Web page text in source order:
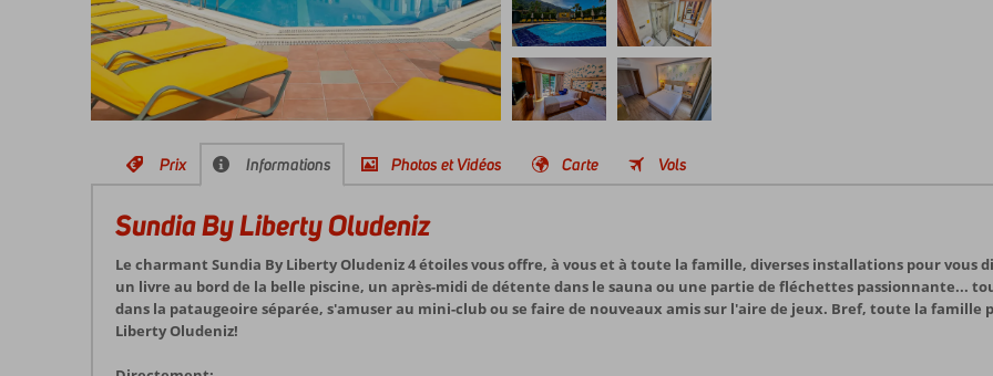
Prix Informations Photos et Vidéos Carte Vols
Sundia By Liberty Oludeniz
Le charmant Sundia By Liberty Oludeniz 4 étoiles vous offre, à vous et à toute la famille, diverses installations pour vous
un livre au bord de la belle piscine, un après-midi de détente dans le sauna ou une partie de fléchettes passionnante...
dans la pataugeoire séparée, s'amuser au mini-club ou se faire de nouveaux amis sur l'aire de jeux. Bref, toute la famille
Liberty Oludeniz!